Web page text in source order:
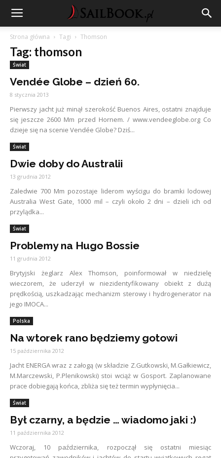
Strona główna Tagi Thomson
Tag: thomson
Świat
Vendée Globe – dzień 60.
8 stycznia 2013
Pierwszy jacht już minął szerokość Buenos Aires, ostatni znajduje
się jeszcze 2600 Mm przed Hornem. / www.vendeeglobe.org Co
dzieje się na scenie Vendée Globe? Dziś...
Świat
Dwie doby do Australii
13 grudnia 2012
Zaledwie 700 Mm pozostaje liderom wyścigu do bramki lodowej
Australia West Gate, 1000 mil – czyli około 2 dni – dzieli ich od
przylądka...
Świat
Problemy na Hugo Bossie
11 grudnia 2012
Brytyjski żeglarz Alex Thomson, poinformował w niedzielę
wieczorem, że uderzył w niezidentyfikowany obiekt z dużą
prędkością, uszkadzając mechanizm sterowy i hydrogenerator na
jego IMOCA...
Polska
Na wtorek rano będziemy gotowi
15 października 2012
Jacht ENERGA wraz z załogą (w składzie Z.Gutkowski, M.Gałkiewicz,
M.Marczewski, P.Plenikowski) stoi wciąż w Gosport. Zaplanowane
prace dobiegają końca, zbliża się też termin wypłynięcia...
Świat
Był czarny, a będzie … wiadomo jaki :)
11 października 2012
Wczoraj, 10 października, rozpoczął się ostatni miesiąc